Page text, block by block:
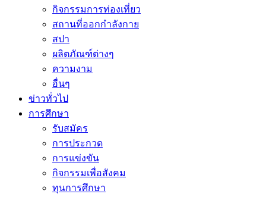
กิจกรรมการท่องเที่ยว
สถานที่ออกกำลังกาย
สปา
ผลิตภัณฑ์ต่างๆ
ความงาม
อื่นๆ
ข่าวทั่วไป
การศึกษา
รับสมัคร
การประกวด
การแข่งขัน
กิจกรรมเพื่อสังคม
ทุนการศึกษา